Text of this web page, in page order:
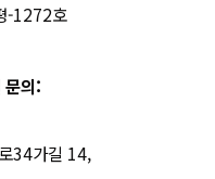
-1272호
문의:
34가길 14,